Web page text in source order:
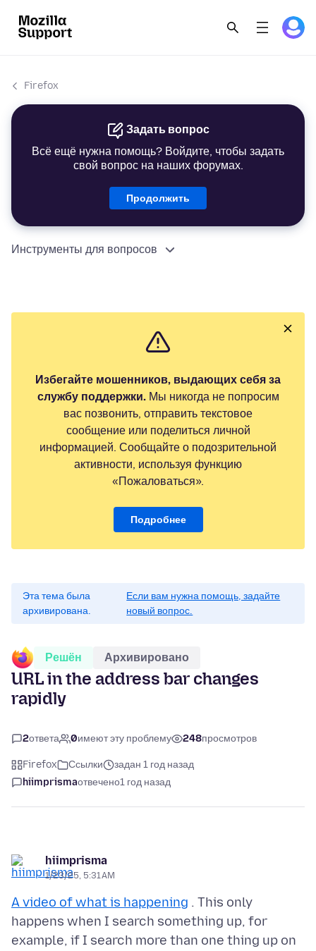
Firefox
Задать вопрос
Всё ещё нужна помощь? Войдите, чтобы задать
свой вопрос на наших форумах.
Продолжить
Инструменты для вопросов
Избегайте мошенников, выдающих себя за
службу поддержки.Мы никогда не попросим
вас позвонить, отправить текстовое
сообщение или поделиться личной
информацией. Сообщайте о подозрительной
активности, используя функцию
«Пожаловаться».
Подробнее
Эта тема была
архивирована.
Если вам нужна помощь, задайте
новый вопрос.
Решён Архивировано
URL in the address bar changes
rapidly
2ответа 0имеют эту проблему 248просмотров
Firefox Ссылки
задан 1 год назад
hiimprismaотвечено1 год назад
hiimprisma
1/23/25, 5:31 AM
A video of what is happening . This only
happens when I search something up, for
example, if I search more than one thing up on